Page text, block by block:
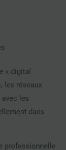
« digital
les réseaux
avec les
dans
professionnelle